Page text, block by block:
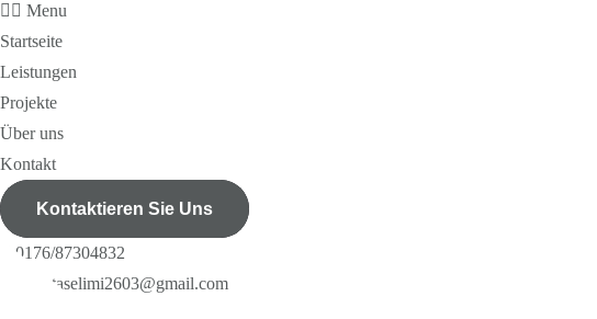
Menu
Startseite
Leistungen
Projekte
Über uns
Kontakt
Kontaktieren Sie Uns
0176/87304832
Luljetaselimi2603@gmail.com